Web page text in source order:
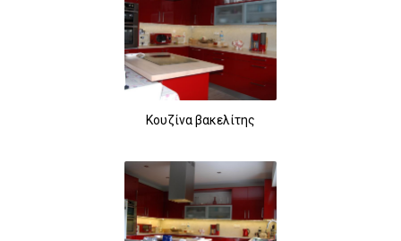
Κουζίνα βακελίτης